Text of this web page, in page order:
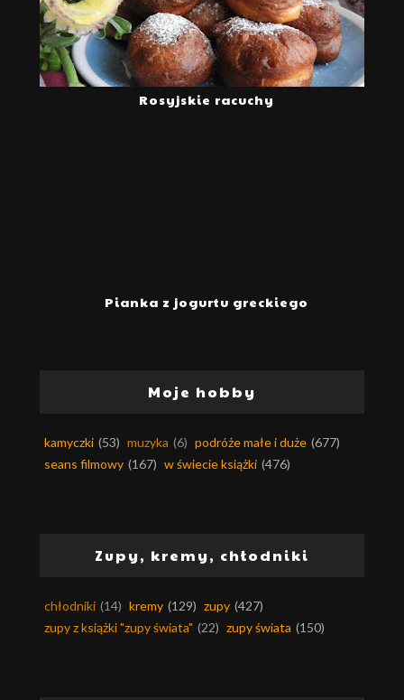
Rosyjskie racuchy
Pianka z jogurtu greckiego
Moje hobby
kamyczki (53) muzyka (6) podróże małe i duże (677)
seans filmowy (167) w świecie książki (476)
Zupy, kremy, chłodniki
chłodniki (14) kremy (129) zupy (427)
zupy z książki "zupy świata" (22) zupy świata (150)